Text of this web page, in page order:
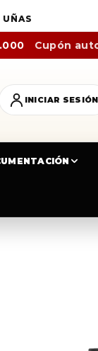
Cupón
INICIAR SESIÓN